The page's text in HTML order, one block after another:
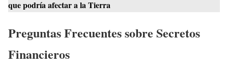
que podría afectar a la Tierra
Preguntas Frecuentes sobre Secretos
Financieros